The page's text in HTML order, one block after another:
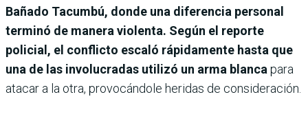
Bañado Tacumbú, donde una diferencia personal
terminó de manera violenta. Según el reporte
policial, el conflicto escaló rápidamente hasta que
una de las involucradas utilizó un arma blanca para
atacar a la otra, provocándole heridas de consideración.